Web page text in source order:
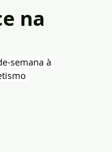
na
semana à